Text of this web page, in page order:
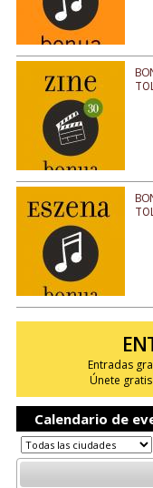
Entradas
Únete
Calendario de